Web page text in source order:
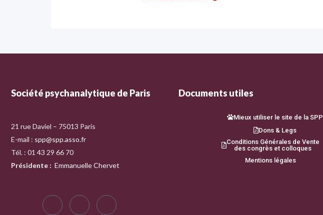
Société psychanalytique de Paris
21 rue Daviel – 75013 Paris
E-mail : spp@spp.asso.fr
Tél. : 01 43 29 66 70
Présidente : Emmanuelle Chervet
Documents utiles
Mieux utiliser le site de la SPP
Dons & Legs
Conditions Générales de Vente
des congrès et colloques
Mentions légales